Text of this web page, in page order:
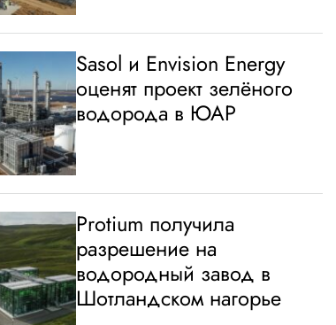
Sasol и Envision Energy
оценят проект зелёного
водорода в ЮАР
Protium получила
разрешение на
водородный завод в
Шотландском нагорье